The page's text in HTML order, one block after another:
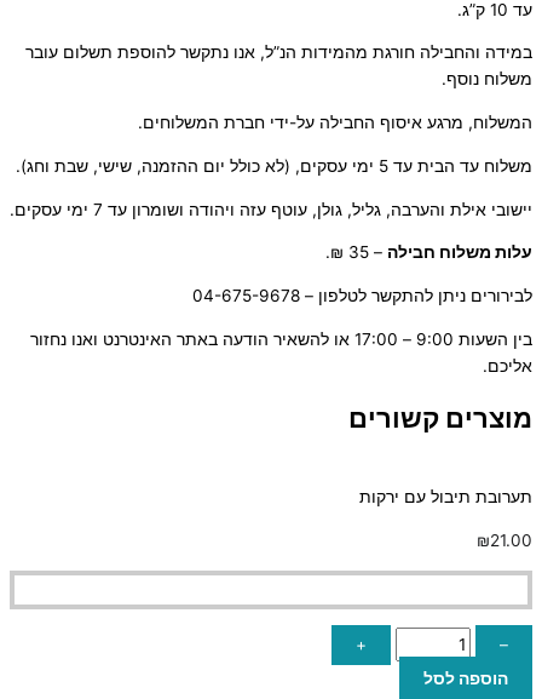
עד 10 ק”ג.
במידה והחבילה חורגת מהמידות הנ”ל, אנו נתקשר להוספת תשלום עובר
משלוח נוסף.
המשלוח, מרגע איסוף החבילה על-ידי חברת המשלוחים.
משלוח עד הבית עד 5 ימי עסקים, (לא כולל יום ההזמנה, שישי, שבת וחג).
יישובי אילת והערבה, גליל, גולן, עוטף עזה ויהודה ושומרון עד 7 ימי עסקים.
עלות משלוח חבילה – 35 ₪.
לבירורים ניתן להתקשר לטלפון – 04-675-9678
בין השעות 9:00 – 17:00 או להשאיר הודעה באתר האינטרנט ואנו נחזור
אליכם.
מוצרים קשורים
תערובת תיבול עם ירקות
₪21.00
–
+
הוספה לסל